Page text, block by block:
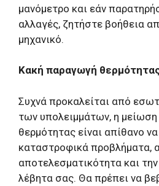
μανόμετρο και εάν
αλλαγές, ζητήστε βοήθεια
μηχανικό.
Κακή παραγωγή
Συχνά προκαλείται από
των υπολειμμάτων, η
θερμότητας είναι απίθανο
καταστροφικά προβλήματα,
αποτελεσματικότητα και
λέβητα σας. Θα πρέπει να